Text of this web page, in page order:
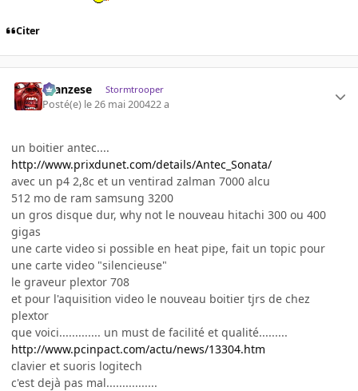
Citer
ilcanzese Stormtrooper
Posté(e) le 26 mai 200422 a
un boitier antec....
http://www.prixdunet.com/details/Antec_Sonata/
avec un p4 2,8c et un ventirad zalman 7000 alcu
512 mo de ram samsung 3200
un gros disque dur, why not le nouveau hitachi 300 ou 400
gigas
une carte video si possible en heat pipe, fait un topic pour
une carte video "silencieuse"
le graveur plextor 708
et pour l'aquisition video le nouveau boitier tjrs de chez
plextor
que voici............. un must de facilité et qualité.........
http://www.pcinpact.com/actu/news/13304.htm
clavier et suoris logitech
c'est dejà pas mal................